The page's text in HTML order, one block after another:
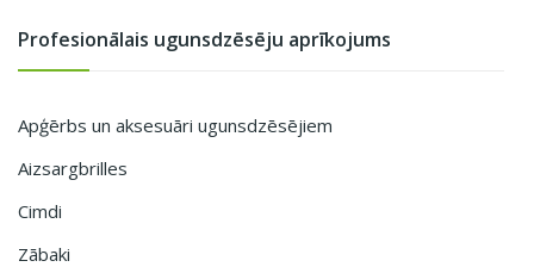
Profesionālais ugunsdzēsēju aprīkojums
Apģērbs un aksesuāri ugunsdzēsējiem
Aizsargbrilles
Cimdi
Zābaki